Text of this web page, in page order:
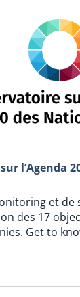
l’Agenda
et de
des 17
Get to